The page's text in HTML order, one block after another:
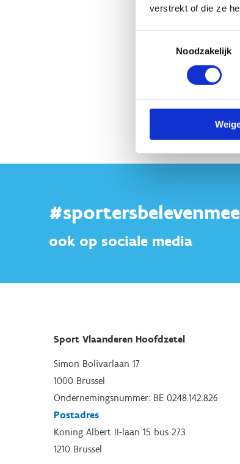
verstrekt of die ze
Noodzakelijk
Met neus een
Tel luidop de
ook op sociale media
Sport Vlaanderen Hoofdzetel
Simon Bolivarlaan 17
1000 Brussel
Ondernemingsnummer: BE 0248.142.826
Postadres
Koning Albert II-laan 15 bus 273
1210 Brussel